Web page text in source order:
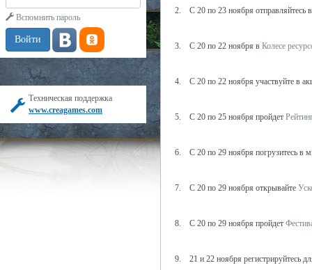
Вспомнить пароль
Техническая поддержка
www.creagames.com
2. С 20 по 23 ноября отправляйтесь
3. С 20 по 22 ноября в Колесе
4. С 20 по 22 ноября участвуйте в
5. С 20 по 25 ноября пройдет
6. С 20 по 29 ноября погрузитесь в
7. С 20 по 29 ноября открывайте
8. С 20 по 29 ноября пройдет
9. 21 и 22 ноября регистрируйтесь